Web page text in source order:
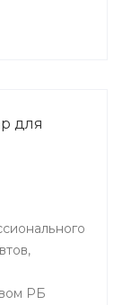
для
РБ